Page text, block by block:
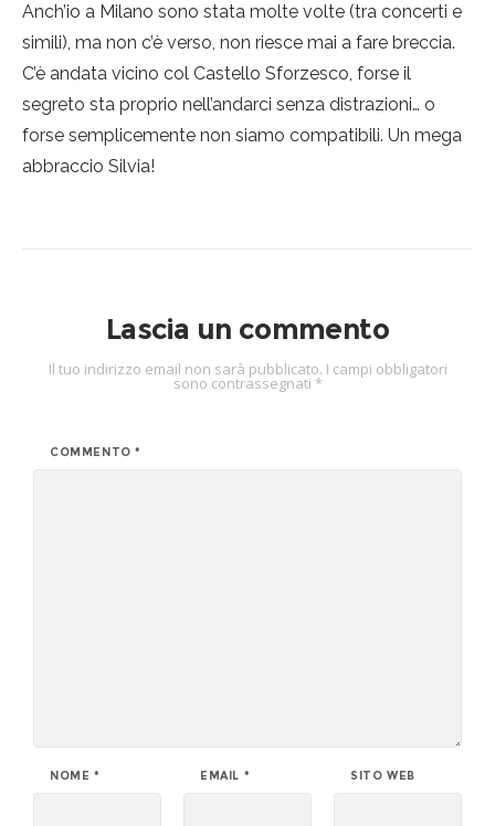
Anch’io a Milano sono stata molte volte (tra concerti e
simili), ma non c’è verso, non riesce mai a fare breccia.
C’è andata vicino col Castello Sforzesco, forse il
segreto sta proprio nell’andarci senza distrazioni… o
forse semplicemente non siamo compatibili. Un mega
abbraccio Silvia!
Lascia un commento
Il tuo indirizzo email non sarà pubblicato. I campi obbligatori
sono contrassegnati *
COMMENTO*
NOME * EMAIL * SITO WEB